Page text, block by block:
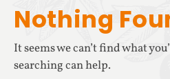
Nothing
It seems we can’t find what
searching can help.